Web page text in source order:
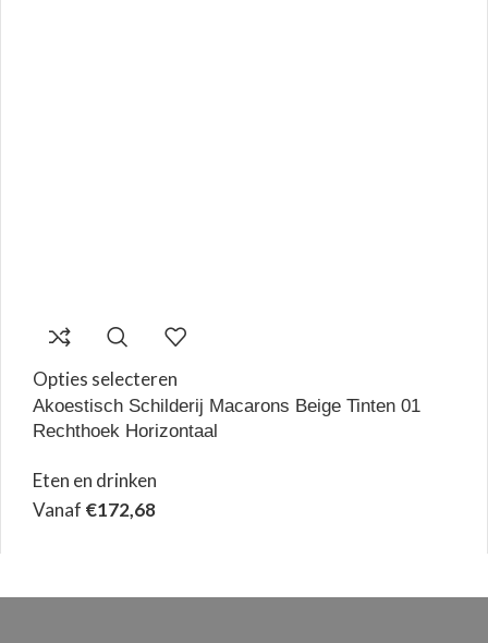
Opties selecteren
Akoestisch Schilderij Macarons Beige Tinten 01
Rechthoek Horizontaal
Eten en drinken
Vanaf €172,68